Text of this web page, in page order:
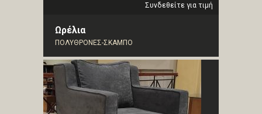
Συνδεθείτε για τιμή
Ωρέλια
ΠΟΛΥΘΡΟΝΕΣ-ΣΚΑΜΠΟ